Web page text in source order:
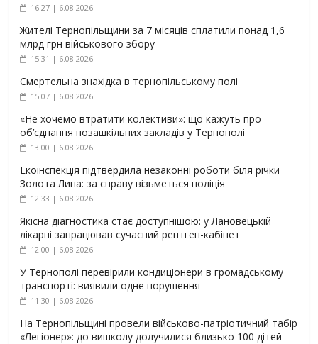
16:27 | 6.08.2026
Жителі Тернопільщини за 7 місяців сплатили понад 1,6
млрд грн військового збору
15:31 | 6.08.2026
Смертельна знахідка в тернопільському полі
15:07 | 6.08.2026
«Не хочемо втратити колективи»: що кажуть про
об’єднання позашкільних закладів у Тернополі
13:00 | 6.08.2026
Екоінспекція підтвердила незаконні роботи біля річки
Золота Липа: за справу візьметься поліція
12:33 | 6.08.2026
Якісна діагностика стає доступнішою: у Лановецькій
лікарні запрацював сучасний рентген-кабінет
12:00 | 6.08.2026
У Тернополі перевірили кондиціонери в громадському
транспорті: виявили одне порушення
11:30 | 6.08.2026
На Тернопільщині провели військово-патріотичний табір
«Легіонер»: до вишколу долучилися близько 100 дітей